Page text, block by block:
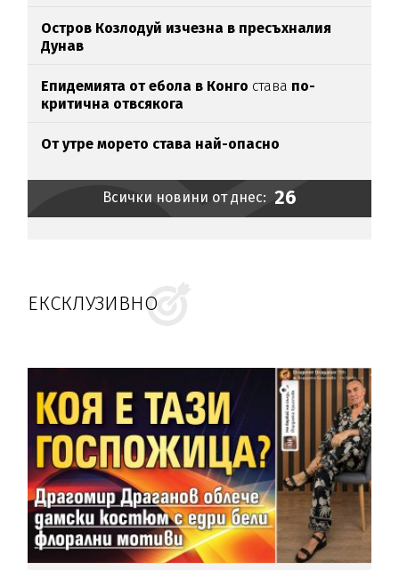
Остров Козлодуй изчезна в пресъхналия
Дунав
Епидемията от ебола в Конго става по-
критична отвсякога
От утре морето става най-опасно
Всички новини от днес: 26
ЕКСКЛУЗИВНО